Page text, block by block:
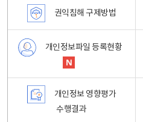
권익침해 구제방법
개인정보파일 등록현황
개인정보 영향평가
수행결과